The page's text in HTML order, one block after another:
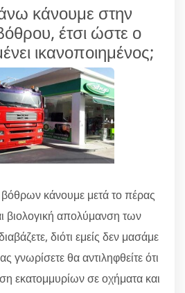
κάνουμε στην
έτσι ώστε ο
ικανοποιημένος;
κάνουμε μετά το πέρας
βιολογική απολύμανση των
διότι εμείς δεν μασάμε
γνωρίσετε θα αντιληφθείτε ότι
εκατομμυρίων σε οχήματα και